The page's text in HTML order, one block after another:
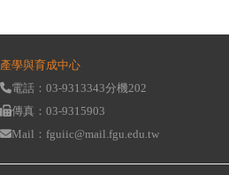
產學與育成中心
電話：03-9313343分機202
傳真：03-9315903
Mail：fguiic@mail.fgu.edu.tw